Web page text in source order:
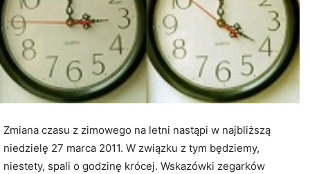
Zmiana czasu z zimowego na letni nastąpi w najbliższą
niedzielę 27 marca 2011. W związku z tym będziemy,
niestety, spali o godzinę krócej. Wskazówki zegarków